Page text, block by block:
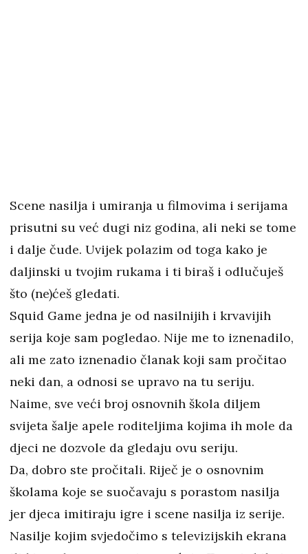
Scene nasilja i umiranja u filmovima i serijama
prisutni su već dugi niz godina, ali neki se tome
i dalje čude. Uvijek polazim od toga kako je
daljinski u tvojim rukama i ti biraš i odlučuješ
što (ne)ćeš gledati.
Squid Game jedna je od nasilnijih i krvavijih
serija koje sam pogledao. Nije me to iznenadilo,
ali me zato iznenadio članak koji sam pročitao
neki dan, a odnosi se upravo na tu seriju.
Naime, sve veći broj osnovnih škola diljem
svijeta šalje apele roditeljima kojima ih mole da
djeci ne dozvole da gledaju ovu seriju.
Da, dobro ste pročitali. Riječ je o osnovnim
školama koje se suočavaju s porastom nasilja
jer djeca imitiraju igre i scene nasilja iz serije.
Nasilje kojim svjedočimo s televizijskih ekrana